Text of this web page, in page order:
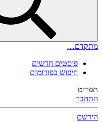
מתקדם…
פוסטים חדשים
חיפוש בפורומים
תפריט
התחבר
הירשם